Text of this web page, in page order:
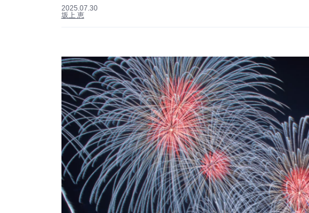
2025.07.30
坂上 恵